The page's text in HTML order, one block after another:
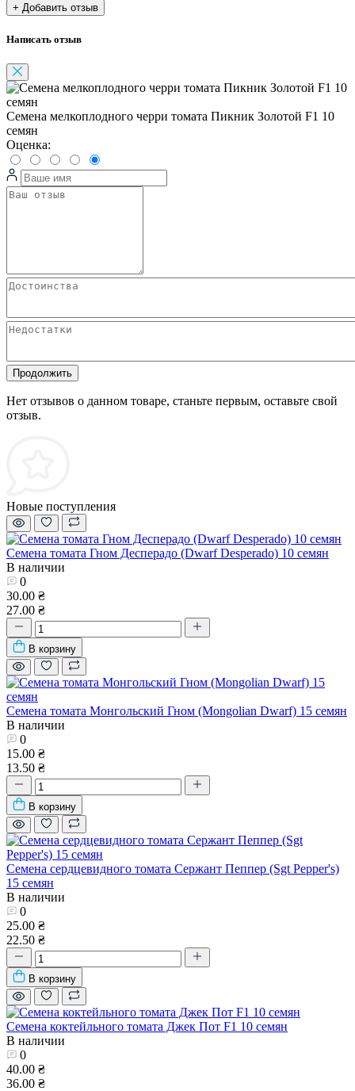
+ Добавить отзыв
Написать отзыв
Семена мелкоплодного черри томата Пикник Золотой F1 10
семян
Оценка:
Продолжить
Нет отзывов о данном товаре, станьте первым, оставьте свой
отзыв.
Новые поступления
Семена томата Гном Десперадо (Dwarf Desperado) 10 семян
В наличии
0
30.00 ₴
27.00 ₴
В корзину
Семена томата Монгольский Гном (Mongolian Dwarf) 15 семян
В наличии
0
15.00 ₴
13.50 ₴
В корзину
Семена сердцевидного томата Сержант Пеппер (Sgt Pepper's)
15 семян
В наличии
0
25.00 ₴
22.50 ₴
В корзину
Семена коктейльного томата Джек Пот F1 10 семян
В наличии
0
40.00 ₴
36.00 ₴